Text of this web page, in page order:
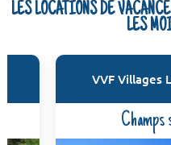
LES LOCATIONS DE
LES
VVF Villages
Champs